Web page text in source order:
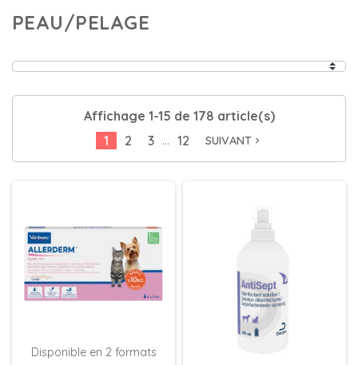
PEAU/PELAGE
Affichage 1-15 de 178 article(s)
1
2 3 … 12 SUIVANTnavigate_next
Disponible en 2 formats